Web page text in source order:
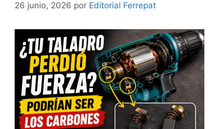
26 junio, 2026 por Editorial Ferrepat